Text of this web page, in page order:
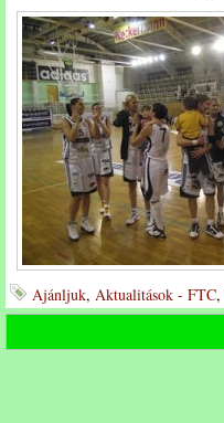
Ajánljuk, Aktualitások - FTC,